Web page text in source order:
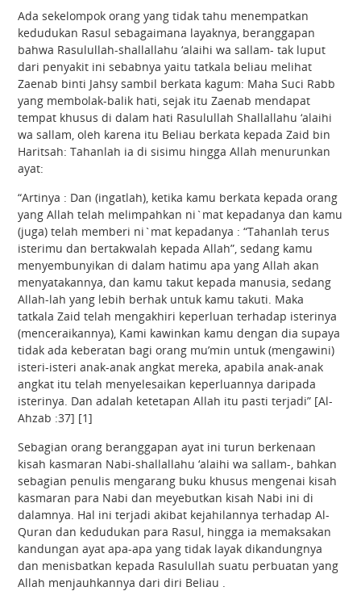
Ada sekelompok orang yang tidak tahu menempatkan
kedudukan Rasul sebagaimana layaknya, beranggapan
bahwa Rasulullah-shallallahu ‘alaihi wa sallam- tak luput
dari penyakit ini sebabnya yaitu tatkala beliau melihat
Zaenab binti Jahsy sambil berkata kagum: Maha Suci Rabb
yang membolak-balik hati, sejak itu Zaenab mendapat
tempat khusus di dalam hati Rasulullah Shallallahu ‘alaihi
wa sallam, oleh karena itu Beliau berkata kepada Zaid bin
Haritsah: Tahanlah ia di sisimu hingga Allah menurunkan
ayat:
“Artinya : Dan (ingatlah), ketika kamu berkata kepada orang
yang Allah telah melimpahkan ni`mat kepadanya dan kamu
(juga) telah memberi ni`mat kepadanya : “Tahanlah terus
isterimu dan bertakwalah kepada Allah”, sedang kamu
menyembunyikan di dalam hatimu apa yang Allah akan
menyatakannya, dan kamu takut kepada manusia, sedang
Allah-lah yang lebih berhak untuk kamu takuti. Maka
tatkala Zaid telah mengakhiri keperluan terhadap isterinya
(menceraikannya), Kami kawinkan kamu dengan dia supaya
tidak ada keberatan bagi orang mu’min untuk (mengawini)
isteri-isteri anak-anak angkat mereka, apabila anak-anak
angkat itu telah menyelesaikan keperluannya daripada
isterinya. Dan adalah ketetapan Allah itu pasti terjadi” [Al-
Ahzab :37] [1]
Sebagian orang beranggapan ayat ini turun berkenaan
kisah kasmaran Nabi-shallallahu ‘alaihi wa sallam-, bahkan
sebagian penulis mengarang buku khusus mengenai kisah
kasmaran para Nabi dan meyebutkan kisah Nabi ini di
dalamnya. Hal ini terjadi akibat kejahilannya terhadap Al-
Quran dan kedudukan para Rasul, hingga ia memaksakan
kandungan ayat apa-apa yang tidak layak dikandungnya
dan menisbatkan kepada Rasulullah suatu perbuatan yang
Allah menjauhkannya dari diri Beliau .